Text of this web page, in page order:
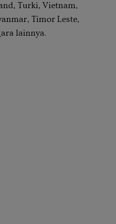
Turki, Vietnam,
Timor Leste,
lainnya.